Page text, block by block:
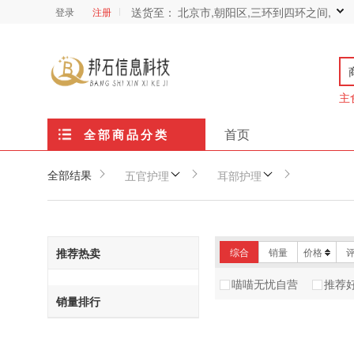
登录 注册 送货至： 北京市,朝阳区,三环到四环之间,
主
全部商品分类 首页
全部结果 五官护理 耳部护理
推荐热卖
销量排行
综合 销量 价格
喵喵无忧自营 推荐